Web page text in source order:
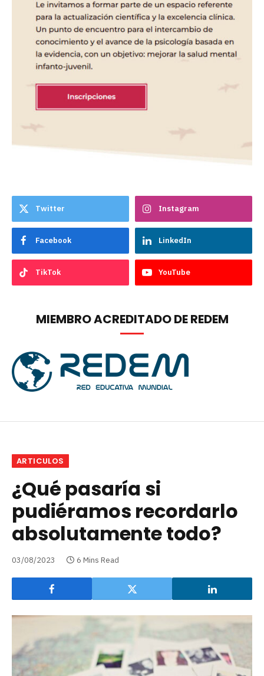
Twitter Instagram
Facebook LinkedIn
TikTok YouTube
MIEMBRO ACREDITADO DE REDEM
ARTICULOS
¿Qué pasaría si
pudiéramos recordarlo
absolutamente todo?
03/08/2023 6 Mins Read